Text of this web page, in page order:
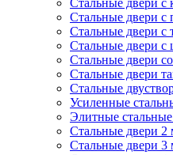
Стальные двери с
Стальные двери
Стальные двери с
Стальные двери с
Стальные двери
Стальные двери
Стальные
Усиленные
Элитные
Стальные двери 2
Стальные двери 3